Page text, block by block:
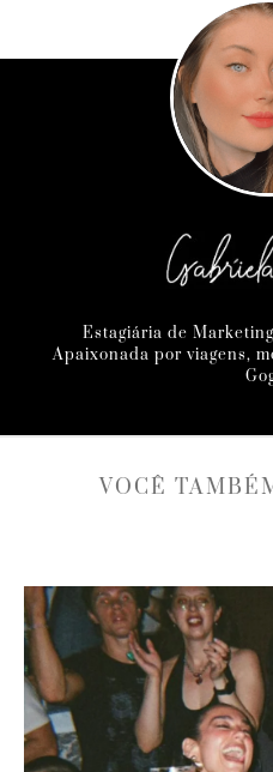
Estagiária de
Apaixonada por viagens,
VOCÊ